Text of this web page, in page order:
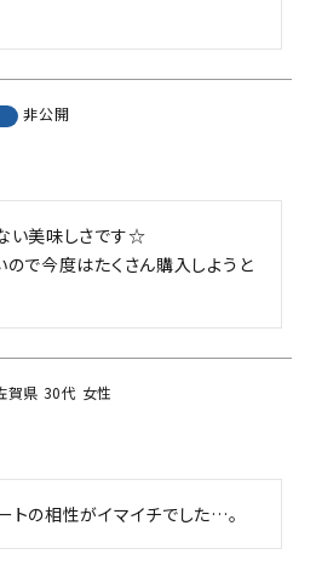
非公開
い美味しさです☆
で今度はたくさん購入しようと
賀県 30代 女性
トの相性がイマイチでした…。